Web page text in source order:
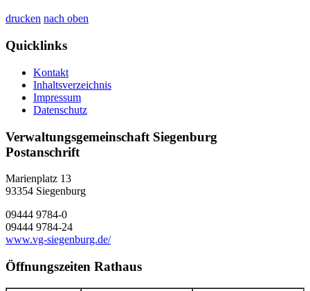
drucken nach oben
Quicklinks
Kontakt
Inhaltsverzeichnis
Impressum
Datenschutz
Verwaltungsgemeinschaft Siegenburg
Postanschrift
Marienplatz 13
93354 Siegenburg
09444 9784-0
09444 9784-24
www.vg-siegenburg.de/
Öffnungszeiten Rathaus